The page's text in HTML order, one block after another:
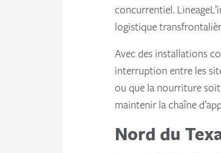
concurrentiel.
logistique
Avec des installations
interruption entre les
ou que la nourriture soit
maintenir la chaîne
Nord du